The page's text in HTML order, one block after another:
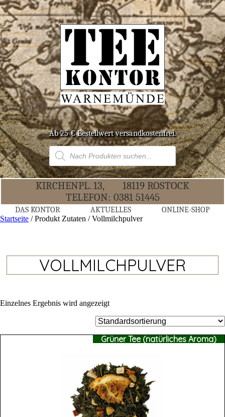
Ab 25 € Bestell­wert versandkostenfrei.
Products
search
KIR­CHEN­PL. 13,
18119 ROS­TOCK
TELE­FON: 0381 51445
DAS KON­TOR AKTU­EL­LES ONLINE-SHOP
Startseite / Produkt Zutaten / Vollmilchpulver
VOLLMILCHPULVER
Einzelnes Ergebnis wird angezeigt
Grüner Tee (natürliches Aroma)